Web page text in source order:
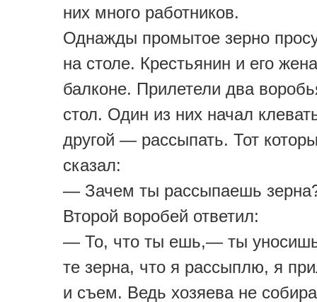
них много работников.
Однажды промытое зерно
на столе. Крестьянин и его
балконе. Прилетели два
стол. Один из них начал
другой — рассыпать. Тот
сказал:
— Зачем ты рассыпаешь
Второй воробей ответил:
— То, что ты ешь,— ты
те зерна, что я рассыплю, я
и съем. Ведь хозяева не